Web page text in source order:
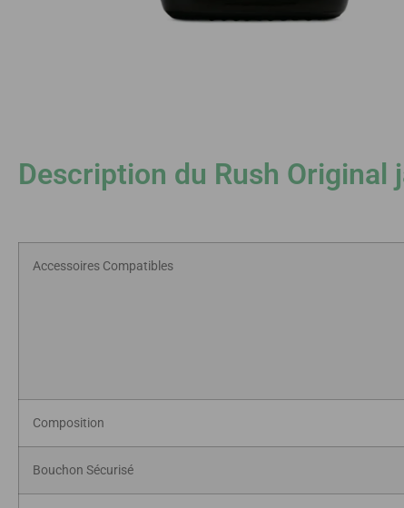
Description du Rush Original
Accessoires Compatibles
Composition
Bouchon Sécurisé